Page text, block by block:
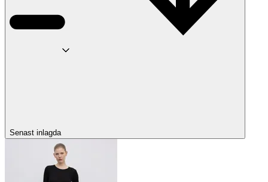
Senast inlagda